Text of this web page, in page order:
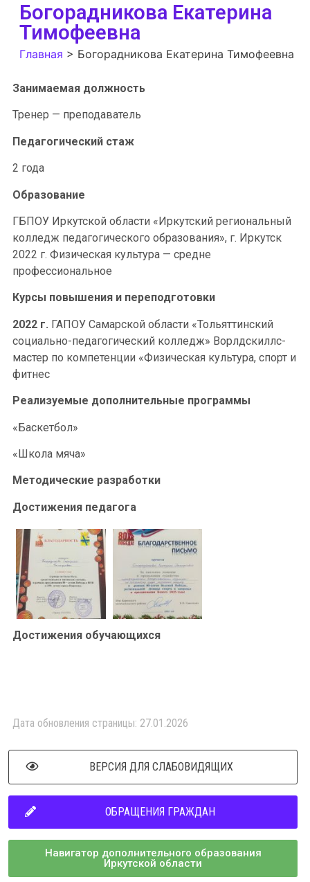
Богорадникова Екатерина
Тимофеевна
Главная > Богорадникова Екатерина Тимофеевна
Занимаемая должность
Тренер — преподаватель
Педагогический стаж
2 года
Образование
ГБПОУ Иркутской области «Иркутский региональный
колледж педагогического образования», г. Иркутск
2022 г. Физическая культура — средне
профессиональное
Курсы повышения и переподготовки
2022 г. ГАПОУ Самарской области «Тольяттинский
социально-педагогический колледж» Ворлдскиллс-
мастер по компетенции «Физическая культура, спорт и
фитнес
Реализуемые дополнительные программы
«Баскетбол»
«Школа мяча»
Методические разработки
Достижения педагога
Достижения обучающихся
Дата обновления страницы: 27.01.2026
ВЕРСИЯ ДЛЯ СЛАБОВИДЯЩИХ
ОБРАЩЕНИЯ ГРАЖДАН
Навигатор дополнительного образования
Иркутской области